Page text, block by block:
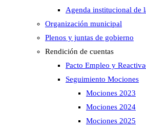
Agenda institucional de
Organización municipal
Plenos y juntas de gobierno
Rendición de cuentas
Pacto Empleo y
Seguimiento Mociones
Mociones 2023
Mociones 2024
Mociones 2025